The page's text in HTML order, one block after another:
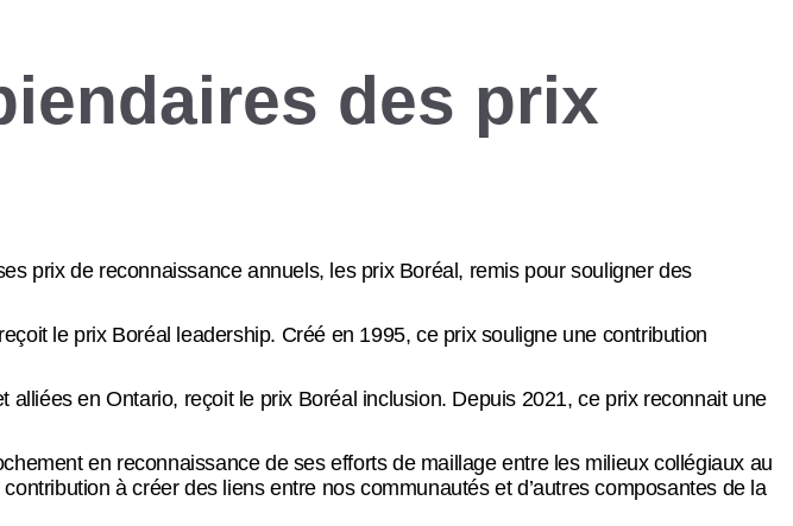
des prix
prix de reconnaissance annuels, les prix Boréal, remis pour souligner des
le prix Boréal leadership. Créé en 1995, ce prix souligne une contribution
en Ontario, reçoit le prix Boréal inclusion. Depuis 2021, ce prix reconnait une
en reconnaissance de ses efforts de maillage entre les milieux collégiaux au
à créer des liens entre nos communautés et d’autres composantes de la